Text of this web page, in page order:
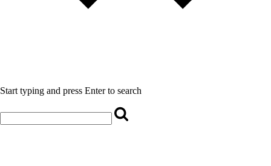
Start typing and press Enter to search